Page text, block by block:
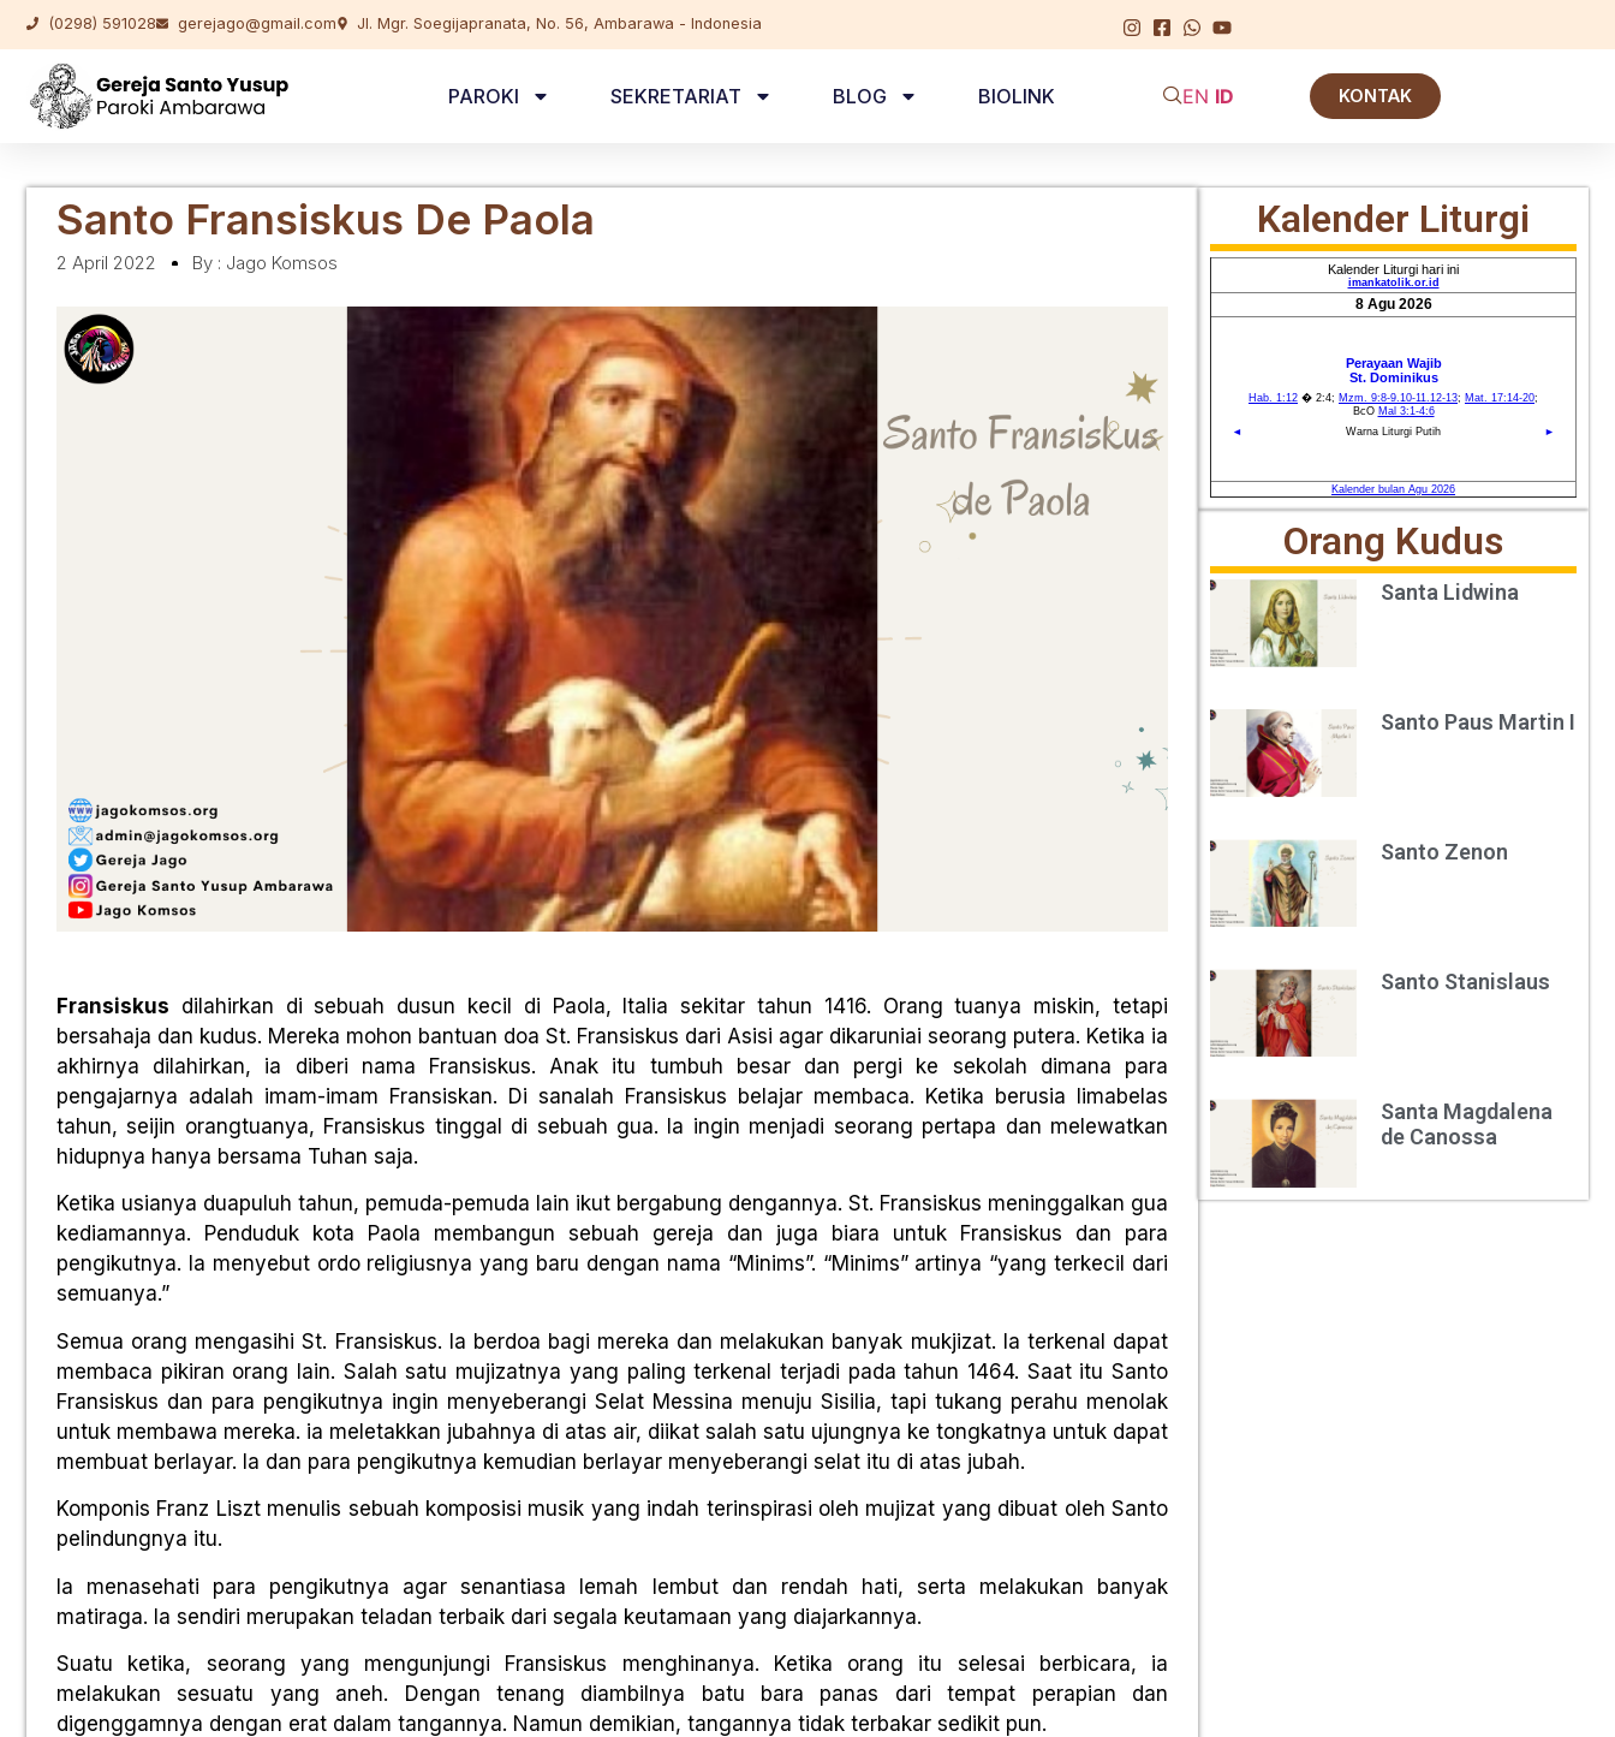
(0298) 591028 gerejago@gmail.com Jl. Mgr. Soegijapranata, No. 56, Ambarawa - Indonesia
PAROKI SEKRETARIAT BLOG BIOLINK EN ID KONTAK
Santo Fransiskus De Paola
2 April 2022 By : Jago Komsos
Fransiskus dilahirkan di sebuah dusun kecil di Paola, Italia sekitar tahun 1416. Orang tuanya miskin, tetapi
bersahaja dan kudus. Mereka mohon bantuan doa St. Fransiskus dari Asisi agar dikaruniai seorang putera. Ketika ia
akhirnya dilahirkan, ia diberi nama Fransiskus. Anak itu tumbuh besar dan pergi ke sekolah dimana para
pengajarnya adalah imam-imam Fransiskan. Di sanalah Fransiskus belajar membaca. Ketika berusia limabelas
tahun, seijin orangtuanya, Fransiskus tinggal di sebuah gua. Ia ingin menjadi seorang pertapa dan melewatkan
hidupnya hanya bersama Tuhan saja.
Ketika usianya duapuluh tahun, pemuda-pemuda lain ikut bergabung dengannya. St. Fransiskus meninggalkan gua
kediamannya. Penduduk kota Paola membangun sebuah gereja dan juga biara untuk Fransiskus dan para
pengikutnya. Ia menyebut ordo religiusnya yang baru dengan nama “Minims”. “Minims” artinya “yang terkecil dari
semuanya.”
Semua orang mengasihi St. Fransiskus. Ia berdoa bagi mereka dan melakukan banyak mukjizat. Ia terkenal dapat
membaca pikiran orang lain. Salah satu mujizatnya yang paling terkenal terjadi pada tahun 1464. Saat itu Santo
Fransiskus dan para pengikutnya ingin menyeberangi Selat Messina menuju Sisilia, tapi tukang perahu menolak
untuk membawa mereka. ia meletakkan jubahnya di atas air, diikat salah satu ujungnya ke tongkatnya untuk dapat
membuat berlayar. Ia dan para pengikutnya kemudian berlayar menyeberangi selat itu di atas jubah.
Komponis Franz Liszt menulis sebuah komposisi musik yang indah terinspirasi oleh mujizat yang dibuat oleh Santo
pelindungnya itu.
Ia menasehati para pengikutnya agar senantiasa lemah lembut dan rendah hati, serta melakukan banyak
matiraga. Ia sendiri merupakan teladan terbaik dari segala keutamaan yang diajarkannya.
Suatu ketika, seorang yang mengunjungi Fransiskus menghinanya. Ketika orang itu selesai berbicara, ia
melakukan sesuatu yang aneh. Dengan tenang diambilnya batu bara panas dari tempat perapian dan
digenggamnya dengan erat dalam tangannya. Namun demikian, tangannya tidak terbakar sedikit pun.
Kalender Liturgi
Orang Kudus
Santa Lidwina
Santo Paus Martin I
Santo Zenon
Santo Stanislaus
Santa Magdalena
de Canossa